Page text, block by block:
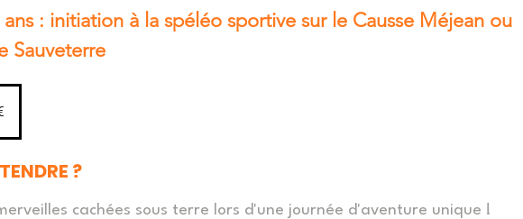
: initiation à la spéléo sportive sur le Causse Méjean ou
Sauveterre
?
cachées sous terre lors d'une journée d'aventure unique !